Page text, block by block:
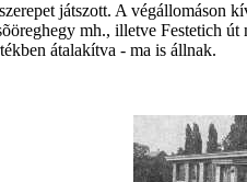
játszott. A végállomáson
mh., illetve Festetich
átalakítva - ma is állnak.